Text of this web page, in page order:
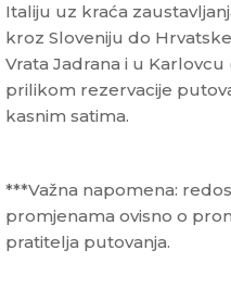
Italiju uz kraća
kroz Sloveniju do
Vrata Jadrana i u
prilikom rezervacije
kasnim satima.
***Važna napomena:
promjenama ovisno o
pratitelja putovanja.